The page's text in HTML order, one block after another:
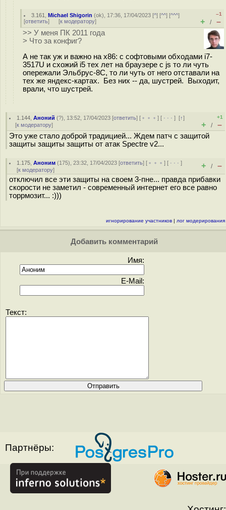
3.161 ,Michael Shigorin (ok), 17:36, 17/04/2023 [^] [^^] [^^^]
[ответить] [к модератору]
–1
+ / –
>> У меня ПК 2011 года
> Что за конфиг?
А не так уж и важно на x86: с софтовыми обходами i7-
3517U и схожий i5 тех лет на браузере с js то ли чуть
опережали Эльбрус-8С, то ли чуть от него отставали на
тех же яндекс-картах. Без них -- да, шустрей. Выходит,
врали, что шустрей.
1.144 ,Аноний (?), 13:52, 17/04/2023 [ответить] [ ﹢﹢﹢] [ · · ·][↑]
[к модератору]
+1
+ / –
Это уже стало доброй традицией... Ждем патч с защитой
защиты защиты защиты от атак Spectre v2...
1.175 ,Аноним (175), 23:32, 17/04/2023 [ответить] [ ﹢﹢﹢] [ · · ·]
[к модератору] + / –
отключил все эти защиты на своем 3-пне... правда прибавки
скорости не заметил - современный интернет его все равно
торрмозит... :)))
игнорирование участников | лог модерирования
Добавить комментарий
Имя:
E-Mail:
Текст:
Партнёры: